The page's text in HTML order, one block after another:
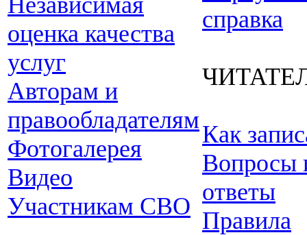
оценка качества
услуг
Авторам и
правообладателям
Фотогалерея
Видео
Участникам СВО
справка
Как
Вопросы
ответы
Правила